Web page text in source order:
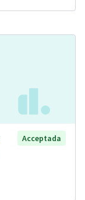
Acceptada